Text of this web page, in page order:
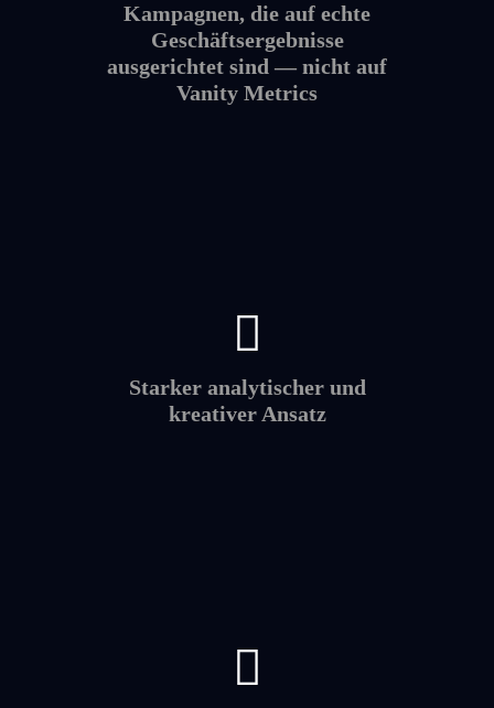
Kampagnen, die auf echte
Geschäftsergebnisse
ausgerichtet sind — nicht auf
Vanity Metrics
Starker analytischer und
kreativer Ansatz